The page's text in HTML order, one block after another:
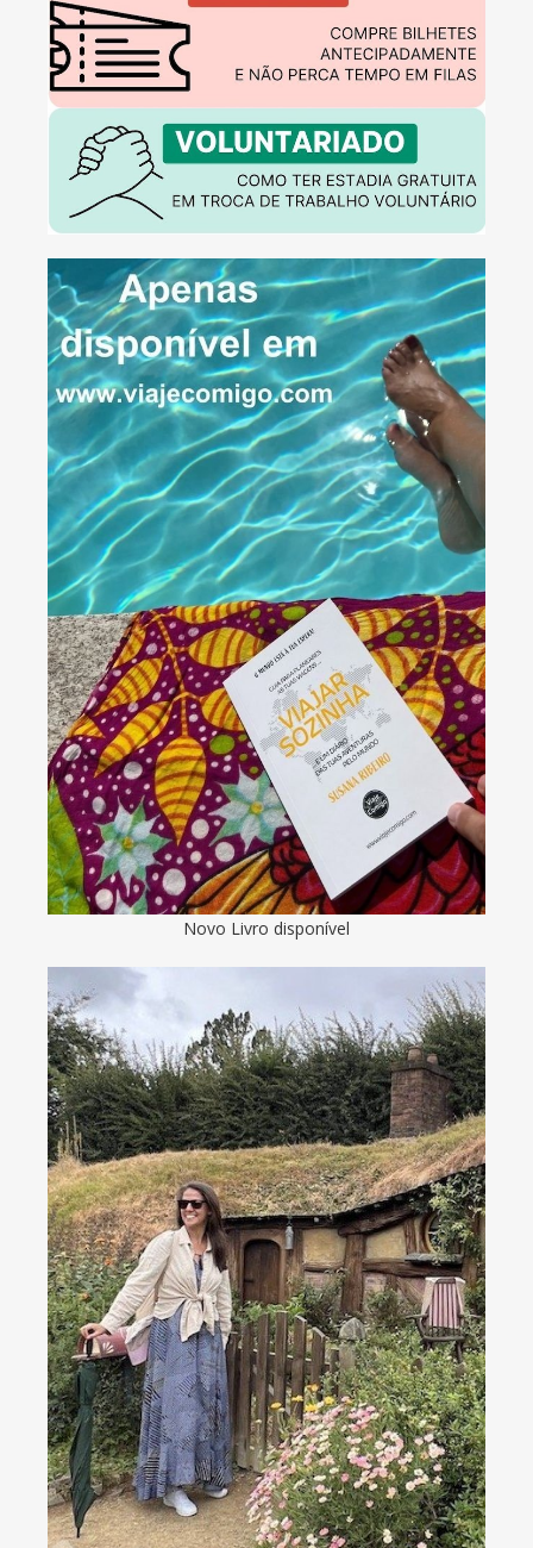
Novo Livro disponível